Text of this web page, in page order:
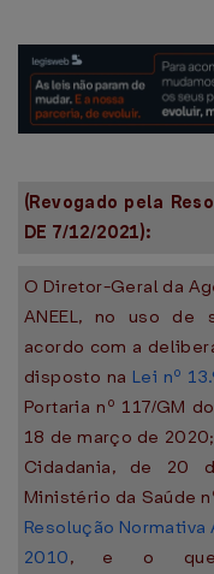
(Revogado pela
DE 7/12/2021):
O Diretor-Geral da
ANEEL, no uso de
acordo com a
disposto na Lei nº
Portaria nº 117/GM
18 de março de
Cidadania, de 20
Ministério da Saúde
Resolução Normativa
2010, e o que